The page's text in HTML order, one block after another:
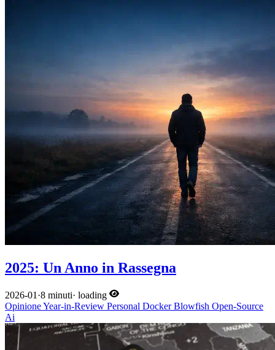
2025: Un Anno in Rassegna
2026-01 ·8 minuti· loading
OpinioneYear-in-Review Personal DockerBlowfish Open-Source
Ai